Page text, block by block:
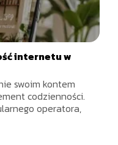
internetu w
swoim kontem
codzienności.
operatora,